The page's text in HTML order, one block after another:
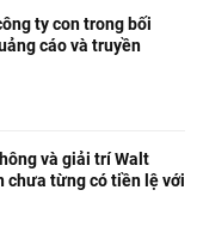
ty con trong bối
cáo và truyền
và giải trí Walt
chưa từng có tiền lệ với